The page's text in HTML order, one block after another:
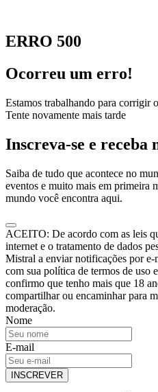
ERRO 500
Ocorreu um erro!
Estamos trabalhando para corrigir
Tente novamente mais tarde
Inscreva-se e receba
Saiba de tudo que acontece no
eventos e muito mais em primeira
mundo você encontra aqui.
ACEITO: De acordo com as leis
internet e o tratamento de dados
Mistral a enviar notificações por
com sua política de termos de uso
confirmo que tenho mais que 18
compartilhar ou encaminhar para
moderação.
Nome
E-mail
INSCREVER